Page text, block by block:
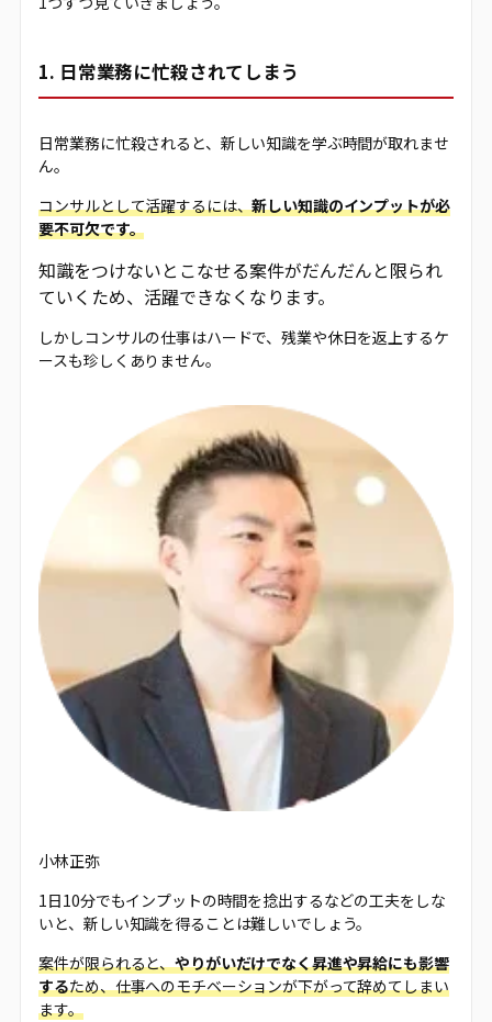
1. 日常業務に忙殺されてしまう
日常業務に忙殺されると、新しい知識を学ぶ時間が取れませ
ん。
コンサルとして活躍するには、新しい知識のインプットが必
要不可欠です。
知識をつけないとこなせる案件がだんだんと限られ
ていくため、活躍できなくなります。
しかしコンサルの仕事はハードで、残業や休日を返上するケ
ースも珍しくありません。
小林正弥
1日10分でもインプットの時間を捻出するなどの工夫をしな
いと、新しい知識を得ることは難しいでしょう。
案件が限られると、やりがいだけでなく昇進や昇給にも影響
するため、仕事へのモチベーションが下がって辞めてしまい
ます。